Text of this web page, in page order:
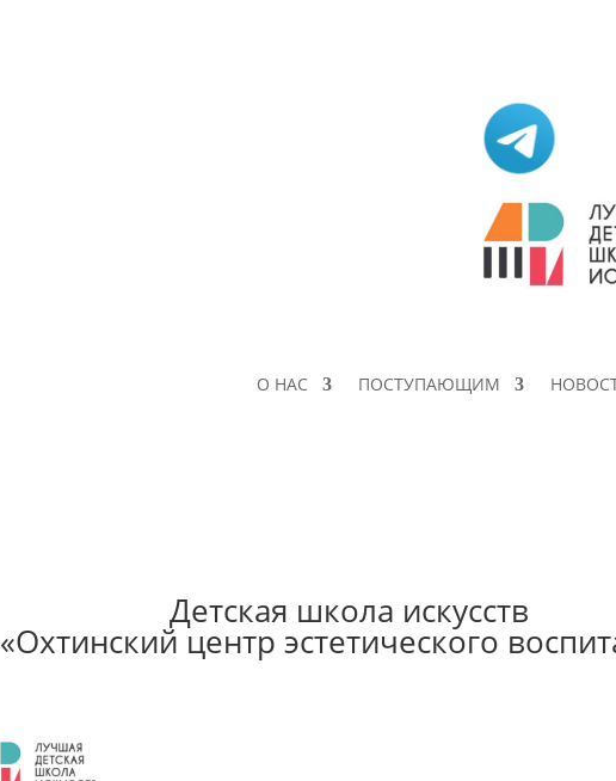
О НАС ПОСТУПАЮЩИМ
Детская школа искусств
«Охтинский центр эстетического